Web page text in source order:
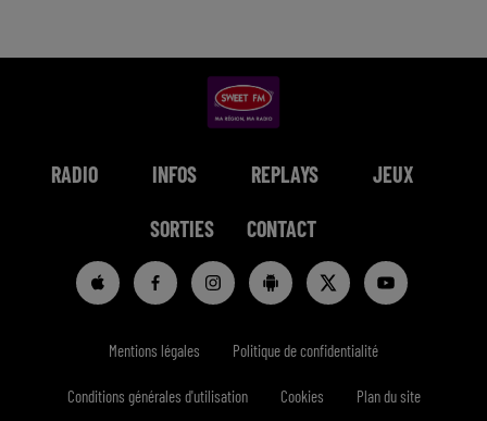
RADIO INFOS REPLAYS JEUX
SORTIES CONTACT
Mentions légales Politique de confidentialité
Conditions générales d'utilisation Cookies Plan du site